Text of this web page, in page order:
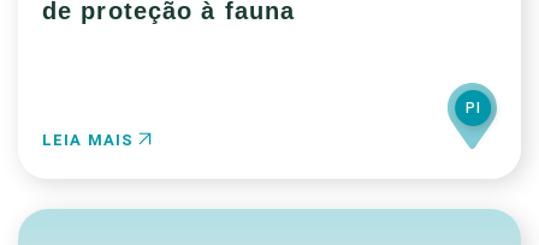
de proteção à fauna
LEIA MAIS
PI